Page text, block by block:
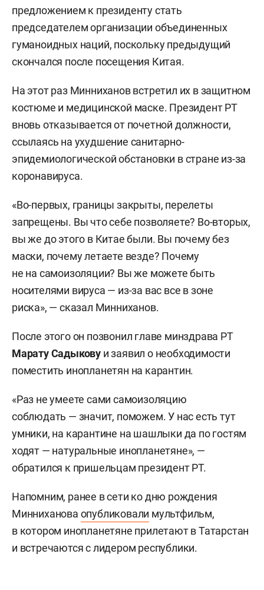
предложением к президенту стать
председателем организации объединенных
гуманоидных наций, поскольку предыдущий
скончался после посещения Китая.
На этот раз Минниханов встретил их в защитном
костюме и медицинской маске. Президент РТ
вновь отказывается от почетной должности,
ссылаясь на ухудшение санитарно-
эпидемиологической обстановки в стране из-за
коронавируса.
«Во-первых, границы закрыты, перелеты
запрещены. Вы что себе позволяете? Во-вторых,
вы же до этого в Китае были. Вы почему без
маски, почему летаете везде? Почему
не на самоизоляции? Вы же можете быть
носителями вируса — из-за вас все в зоне
риска», — сказал Минниханов.
После этого он позвонил главе минздрава РТ
Марату Садыкову и заявил о необходимости
поместить инопланетян на карантин.
«Раз не умеете сами самоизоляцию
соблюдать — значит, поможем. У нас есть тут
умники, на карантине на шашлыки да по гостям
ходят — натуральные инопланетяне», —
обратился к пришельцам президент РТ.
Напомним, ранее в сети ко дню рождения
Минниханова опубликовали мультфильм,
в котором инопланетяне прилетают в Татарстан
и встречаются с лидером республики.